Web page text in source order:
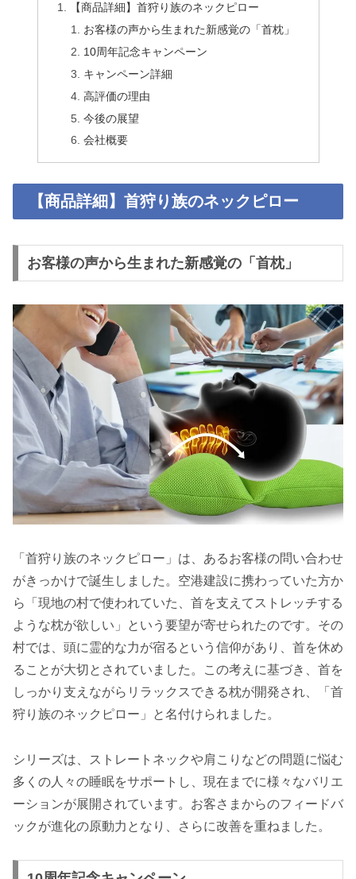
【商品詳細】首狩り族のネックピロー
お客様の声から生まれた新感覚の「首枕」
10周年記念キャンペーン
キャンペーン詳細
高評価の理由
今後の展望
会社概要
【商品詳細】首狩り族のネックピロー
お客様の声から生まれた新感覚の「首枕」
「首狩り族のネックピロー」は、あるお客様の問い合わせ
がきっかけで誕生しました。空港建設に携わっていた方か
ら「現地の村で使われていた、首を支えてストレッチする
ような枕が欲しい」という要望が寄せられたのです。その
村では、頭に霊的な力が宿るという信仰があり、首を休め
ることが大切とされていました。この考えに基づき、首を
しっかり支えながらリラックスできる枕が開発され、「首
狩り族のネックピロー」と名付けられました。
シリーズは、ストレートネックや肩こりなどの問題に悩む
多くの人々の睡眠をサポートし、現在までに様々なバリエ
ーションが展開されています。お客さまからのフィードバ
ックが進化の原動力となり、さらに改善を重ねました。